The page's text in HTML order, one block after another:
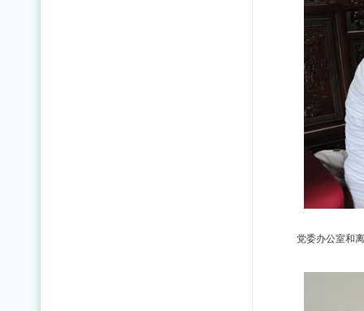
党委办公室和